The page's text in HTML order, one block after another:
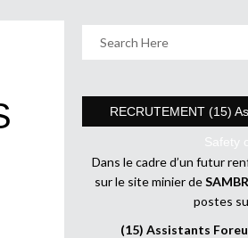
RECRUTEMENT (15)
Safety
Dans le cadre d’un futur
sur le site minier de
postes
(15) Assistants